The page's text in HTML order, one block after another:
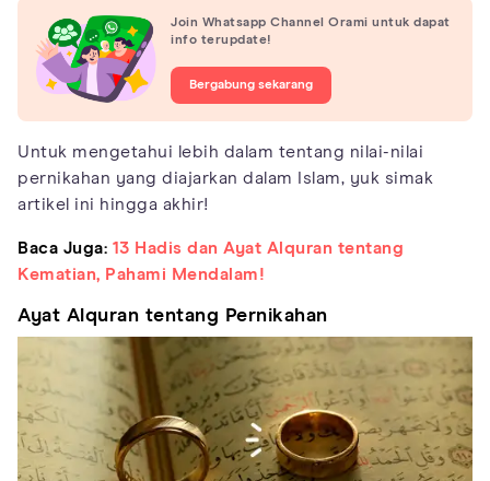
Join Whatsapp Channel Orami untuk dapat
info terupdate!
Bergabung sekarang
Untuk mengetahui lebih dalam tentang nilai-nilai
pernikahan yang diajarkan dalam Islam, yuk simak
artikel ini hingga akhir!
Baca Juga: 13 Hadis dan Ayat Alquran tentang
Kematian, Pahami Mendalam!
Ayat Alquran tentang Pernikahan